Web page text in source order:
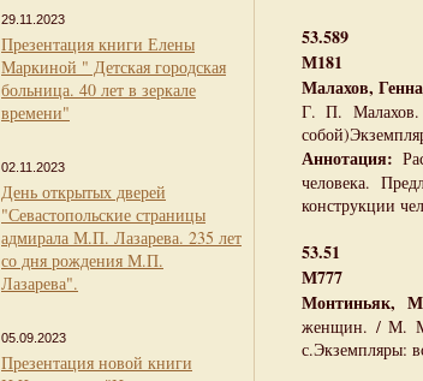
29.11.2023
Презентация книги Елены
Маркиной " Детская городская
больница. 40 лет в зеркале
времени"
02.11.2023
День открытых дверей
"Севастопольские страницы
адмирала М.П. Лазарева. 235 лет
со дня рождения М.П.
Лазарева".
05.09.2023
Презентация новой книги
53.589
М181
Малахов,
Г. П.
Аннотация:
человека.
конструкции
53.51
М777
Монтиньяк,
женщин. / М.
с.Экземпляры: